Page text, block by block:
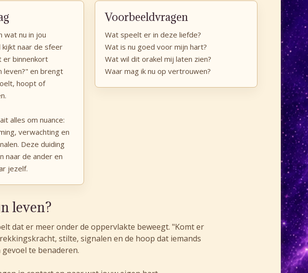
wat nu in jou
naar de sfeer
er binnenkort
leven?" en brengt
hoopt of
alles om nuance:
verwachting en
Deze duiding
naar de ander en
jezelf.
Voorbeeldvragen
Wat speelt er in deze liefde?
Wat is nu goed voor mijn hart?
Wat wil dit orakel mij laten zien?
Waar mag ik nu op vertrouwen?
leven?
dat er meer onder de oppervlakte beweegt. "Komt er
stilte, signalen en de hoop dat iemands
te benaderen.